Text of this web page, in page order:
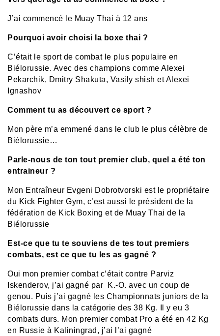
J’ai commencé le Muay Thai à 12 ans
Pourquoi avoir choisi la boxe thai ?
C’était le sport de combat le plus populaire en
Biélorussie. Avec des champions comme Alexei
Pekarchik, Dmitry Shakuta, Vasily shish et Alexei
Ignashov
Comment tu as découvert ce sport ?
Mon père m’a emmené dans le club le plus célèbre de
Biélorussie…
Parle-nous de ton tout premier club, quel a été ton
entraineur ?
Mon Entraîneur Evgeni Dobrotvorski est le propriétaire
du Kick Fighter Gym, c’est aussi le président de la
fédération de Kick Boxing et de Muay Thai de la
Biélorussie
Est-ce que tu te souviens de tes tout premiers
combats, est ce que tu les as gagné ?
Oui mon premier combat c’était contre Parviz
Iskenderov, j’ai gagné par K.-O. avec un coup de
genou. Puis j’ai gagné les Championnats juniors de la
Biélorussie dans la catégorie des 38 Kg. Il y eu 3
combats durs. Mon premier combat Pro a été en 42 Kg
en Russie à Kaliningrad, j’ai l’ai gagné